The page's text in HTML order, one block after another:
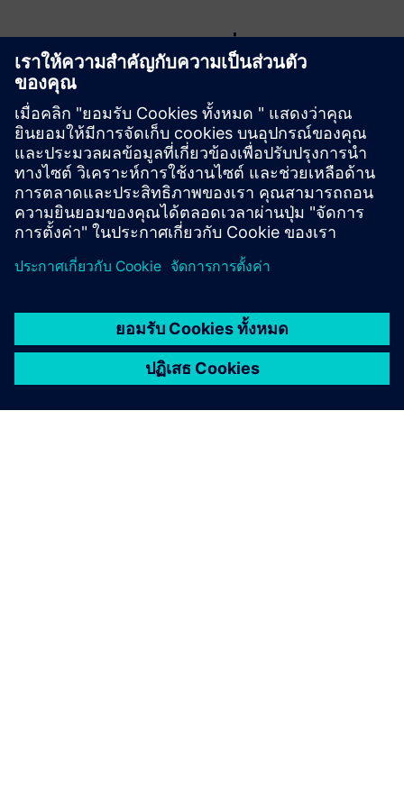
ข้อมูลและแหล่งข้อมูลเพิ่มเติม
AM30x(L) Series Datasheet
AM319 Datasheet
AM304L & AM305L User Guide
AM307 & AM308(L) & AM319 User Guide
Integration Guide: Milesight LoRaWAN Sensors with
Siemens Building X